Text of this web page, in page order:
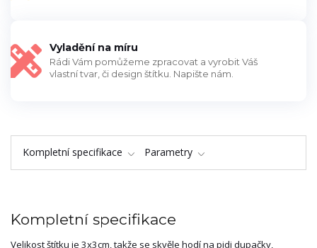
Vyladění na míru
Rádi Vám pomůžeme zpracovat a vyrobit Váš
vlastní tvar, či design štítku. Napište nám.
Kompletní specifikace Parametry
Kompletní specifikace
Velikost štítku je 3x3cm, takže se skvěle hodí na pidi dupačky,